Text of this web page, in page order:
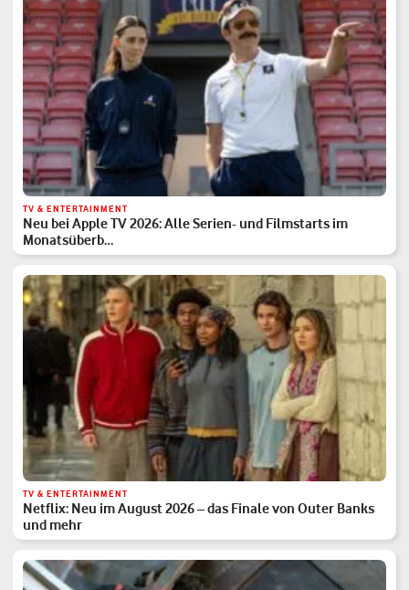
TV & ENTERTAINMENT
Neu bei Apple TV 2026: Alle Serien- und Filmstarts im
Monatsüberb…
TV & ENTERTAINMENT
Netflix: Neu im August 2026 – das Finale von Outer Banks
und mehr